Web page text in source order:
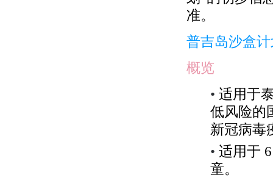
准。
普吉岛沙盒
概览
• 适用于
低风险的
新冠病毒
• 适用于
童。